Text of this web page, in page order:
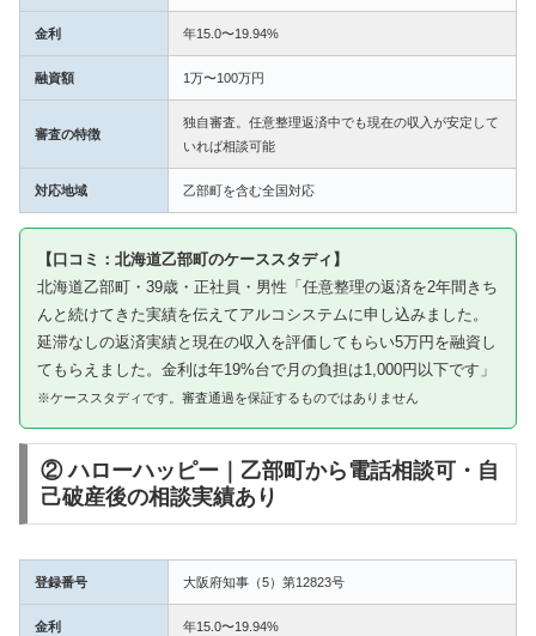
金利 年15.0〜19.94%
融資額 1万〜100万円
審査の特徴
独自審査。任意整理返済中でも現在の収入が安定して
いれば相談可能
対応地域 乙部町を含む全国対応
【口コミ：北海道乙部町のケーススタディ】
北海道乙部町・39歳・正社員・男性「任意整理の返済を2年間きち
んと続けてきた実績を伝えてアルコシステムに申し込みました。
延滞なしの返済実績と現在の収入を評価してもらい5万円を融資し
てもらえました。金利は年19%台で月の負担は1,000円以下です」
※ケーススタディです。審査通過を保証するものではありません
② ハローハッピー｜乙部町から電話相談可・自
己破産後の相談実績あり
登録番号 大阪府知事（5）第12823号
金利 年15.0〜19.94%